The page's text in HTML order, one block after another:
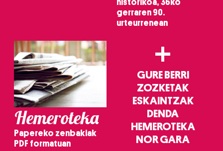
historikoa, 36ko
gerraren 90.
urteurrenean
Hemeroteka
Papereko zenbakiak
PDF formatuan
+
GURE BERRI
ZOZKETAK
ESKAINTZAK
DENDA
HEMEROTEKA
NOR GARA